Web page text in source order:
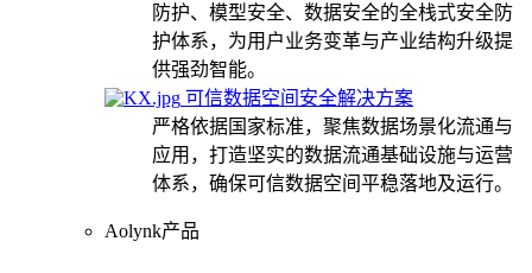
防护、模型安全、数据安全的全栈式安全防
护体系，为用户业务变革与产业结构升级提
供强劲智能。
可信数据空间安全解决方案
严格依据国家标准，聚焦数据场景化流通与
应用，打造坚实的数据流通基础设施与运营
体系，确保可信数据空间平稳落地及运行。
Aolynk产品